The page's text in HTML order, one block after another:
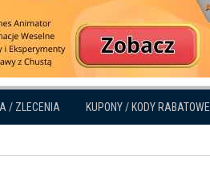
/ ZLECENIA KUPONY / KODY RABATOWE